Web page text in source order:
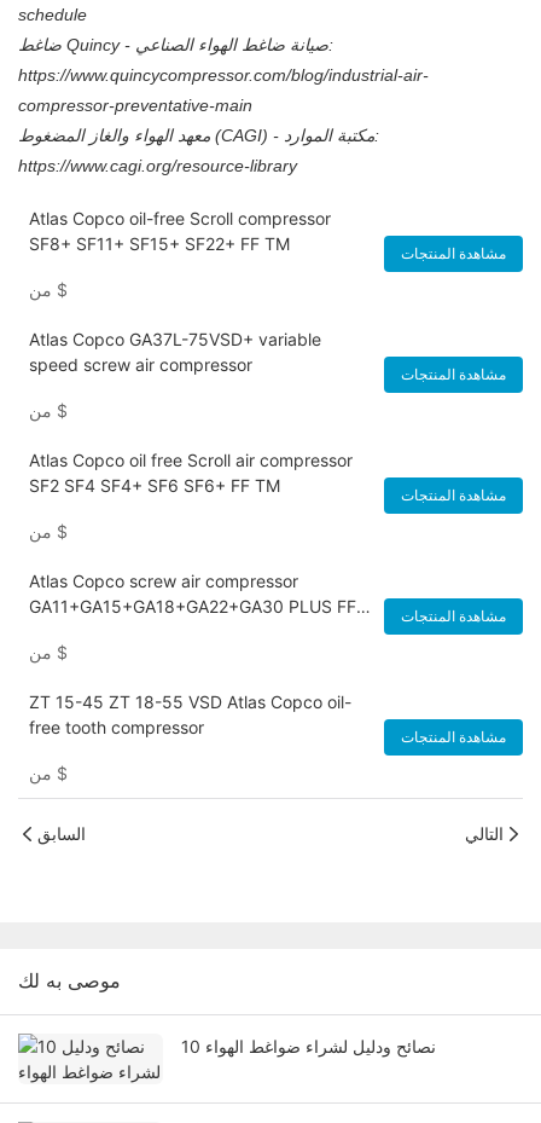
schedule
ضاغط Quincy - صيانة ضاغط الهواء الصناعي:
https://www.quincycompressor.com/blog/industrial-air-
compressor-preventative-main
معهد الهواء والغاز المضغوط (CAGI) - مكتبة الموارد:
https://www.cagi.org/resource-library
Atlas Copco oil-free Scroll compressor
SF8+ SF11+ SF15+ SF22+ FF TM
$
مشاهدة المنتجات
Atlas Copco GA37L-75VSD+ variable
speed screw air compressor
$
مشاهدة المنتجات
Atlas Copco oil free Scroll air compressor
SF2 SF4 SF4+ SF6 SF6+ FF TM
$
مشاهدة المنتجات
Atlas Copco screw air compressor
GA11+GA15+GA18+GA22+GA30 PLUS FF
$
مشاهدة المنتجات
ZT 15-45 ZT 18-55 VSD Atlas Copco oil-
free tooth compressor
$
مشاهدة المنتجات
السابق التالي
موصى به لك
10 نصائح ودليل لشراء ضواغط الهواء